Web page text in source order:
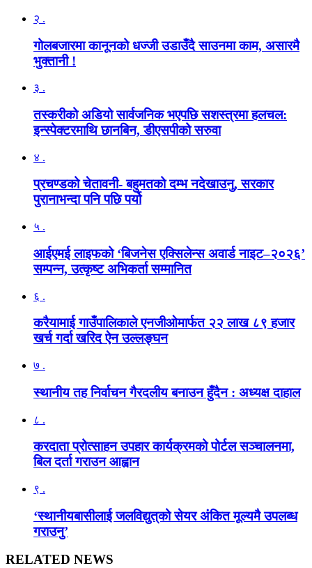
२ .
गोलबजारमा कानूनको धज्जी उडाउँदै साउनमा काम, असारमै
भुक्तानी !
३ .
तस्करीको अडियो सार्वजनिक भएपछि सशस्त्रमा हलचल:
इन्स्पेक्टरमाथि छानबिन, डीएसपीको सरुवा
४ .
प्रचण्डको चेतावनी- बहुमतको दम्भ नदेखाउनु, सरकार
पुरानाभन्दा पनि पछि पर्यो
५ .
आईएमई लाइफको ‘बिजनेस एक्सिलेन्स अवार्ड नाइट–२०२६’
सम्पन्न, उत्कृष्ट अभिकर्ता सम्मानित
६ .
करैयामाई गाउँपालिकाले एनजीओमार्फत २२ लाख ८९ हजार
खर्च गर्दा खरिद ऐन उल्लङ्घन
७ .
स्थानीय तह निर्वाचन गैरदलीय बनाउन हुँदैन : अध्यक्ष दाहाल
८ .
करदाता प्रोत्साहन उपहार कार्यक्रमको पोर्टल सञ्चालनमा,
बिल दर्ता गराउन आह्वान
९ .
‘स्थानीयबासीलाई जलविद्युत्‌को सेयर अंकित मूल्यमै उपलब्ध
गराउनु’
RELATED NEWS